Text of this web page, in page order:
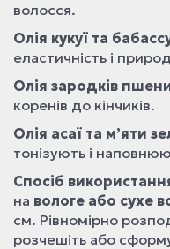
волосся.
Олія кукуї та
еластичність і
Олія зародків
коренів до кінчиків.
Олія асаї та м’яти
тонізують і
Спосіб
на вологе або сухе
см. Рівномірно
розчешіть або